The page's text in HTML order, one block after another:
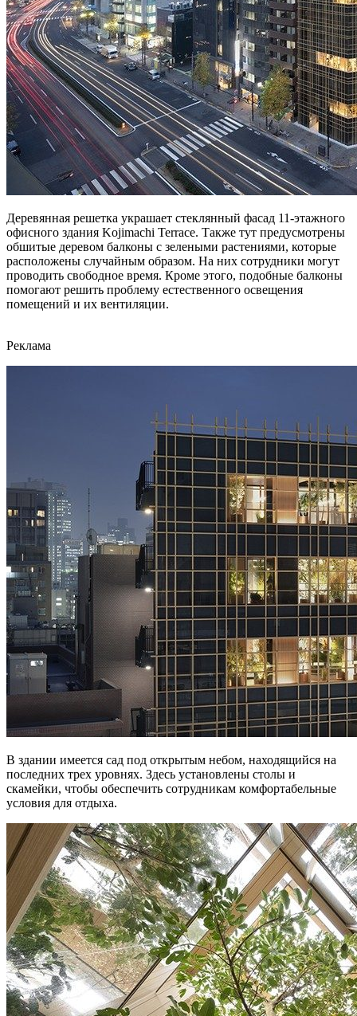
Деревянная решетка украшает стеклянный фасад 11-этажного
офисного здания Kojimachi Terrace. Также тут предусмотрены
обшитые деревом балконы с зелеными растениями, которые
расположены случайным образом. На них сотрудники могут
проводить свободное время. Кроме этого, подобные балконы
помогают решить проблему естественного освещения
помещений и их вентиляции.
Реклама
В здании имеется сад под открытым небом, находящийся на
последних трех уровнях. Здесь установлены столы и
скамейки, чтобы обеспечить сотрудникам комфортабельные
условия для отдыха.